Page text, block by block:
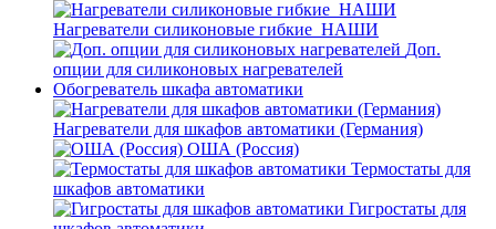
Нагреватели силиконовые гибкие_НАШИ
Доп.
опции для силиконовых нагревателей
Обогреватель шкафа автоматики
Нагреватели для шкафов автоматики (Германия)
ОША (Россия)
Термостаты для
шкафов автоматики
Гигростаты для